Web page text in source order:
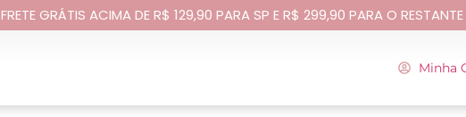
FRETE GRÁTIS ACIMA DE R$ 129,90 PARA SP E R$ 299,90 PARA O
Minha